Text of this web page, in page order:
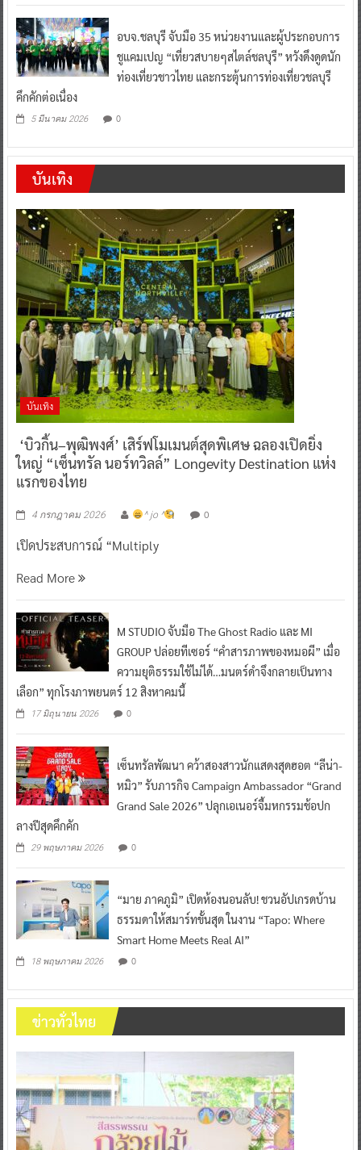
อบจ.ชลบุรี จับมือ 35 หน่วยงานและผู้ประกอบการ
ชูแคมเปญ “เที่ยวสบายๆสไตล์ชลบุรี” หวังดึงดูดนัก
ท่องเที่ยวชาวไทย และกระตุ้นการท่องเที่ยวชลบุรี
คึกคักต่อเนื่อง
5 มีนาคม 2026 0
บันเทิง
บันเทิง
‘บิวกิ้น–พุฒิพงศ์’ เสิร์ฟโมเมนต์สุดพิเศษ ฉลองเปิดยิ่ง
ใหญ่ “เซ็นทรัล นอร์ทวิลล์” Longevity Destination แห่ง
แรกของไทย
4 กรกฎาคม 2026 ^ jo ^ 0
เปิดประสบการณ์ “Multiply
Read More
M STUDIO จับมือ The Ghost Radio และ MI
GROUP ปล่อยทีเซอร์ “คำสารภาพของหมอผี” เมื่อ
ความยุติธรรมใช้ไม่ได้…มนตร์ดำจึงกลายเป็นทาง
เลือก” ทุกโรงภาพยนตร์ 12 สิงหาคมนี้
17 มิถุนายน 2026 0
เซ็นทรัลพัฒนา คว้าสองสาวนักแสดงสุดฮอต “ลีน่า-
หมิว” รับภารกิจ Campaign Ambassador “Grand
Grand Sale 2026” ปลุกเอเนอร์จี้มหกรรมช้อปก
ลางปีสุดคึกคัก
29 พฤษภาคม 2026 0
“มาย ภาคภูมิ” เปิดห้องนอนลับ! ชวนอัปเกรดบ้าน
ธรรมดาให้สมาร์ทขั้นสุด ในงาน “Tapo: Where
Smart Home Meets Real AI”
18 พฤษภาคม 2026 0
ข่าวทั่วไทย